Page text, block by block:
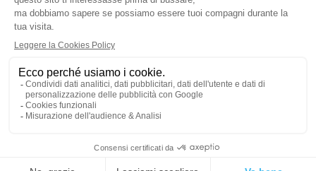
Farmaceutica Bramante- via Pacini 30 20131 Milano (Milano)
01032620153 | Numero R.E.A.:
Powered byPrenofa Web DesignFulcri srl